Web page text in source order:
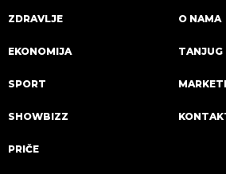
ZDRAVLJE
EKONOMIJA
SPORT
SHOWBIZZ
PRIČE
O NAMA
TANJUG